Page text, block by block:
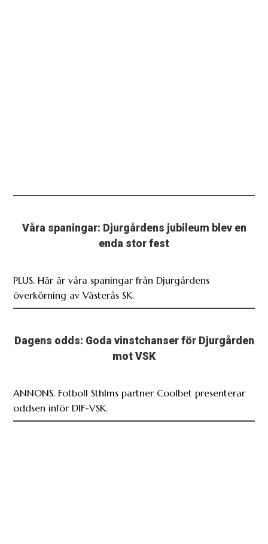
Våra spaningar: Djurgårdens jubileum blev en
enda stor fest
PLUS. Här är våra spaningar från Djurgårdens
överkörning av Västerås SK.
Dagens odds: Goda vinstchanser för Djurgården
mot VSK
ANNONS. Fotboll Sthlms partner Coolbet presenterar
oddsen inför DIF-VSK.